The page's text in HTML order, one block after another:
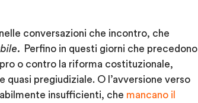
conversazioni che incontro, che
Perfino in questi giorni che precedono
o contro la riforma costituzionale,
quasi pregiudiziale. O l’avversione verso
insufficienti, che mancano il